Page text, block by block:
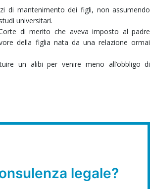
di mantenimento dei figli, non assumendo
universitari.
di merito che aveva imposto al padre
della figlia nata da una relazione ormai
un alibi per venire meno all’obbligo di
legale?